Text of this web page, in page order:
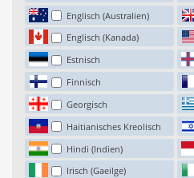
Englisch (Australien)
Englisch (Kanada)
Estnisch
Finnisch
Georgisch
Haitianisches Kreolisch
Hindi (Indien)
Irisch (Gaeilge)